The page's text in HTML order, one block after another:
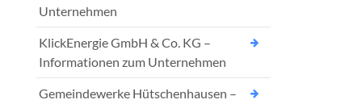
Unternehmen
KlickEnergie GmbH & Co. KG –
Informationen zum Unternehmen
Gemeindewerke Hütschenhausen –